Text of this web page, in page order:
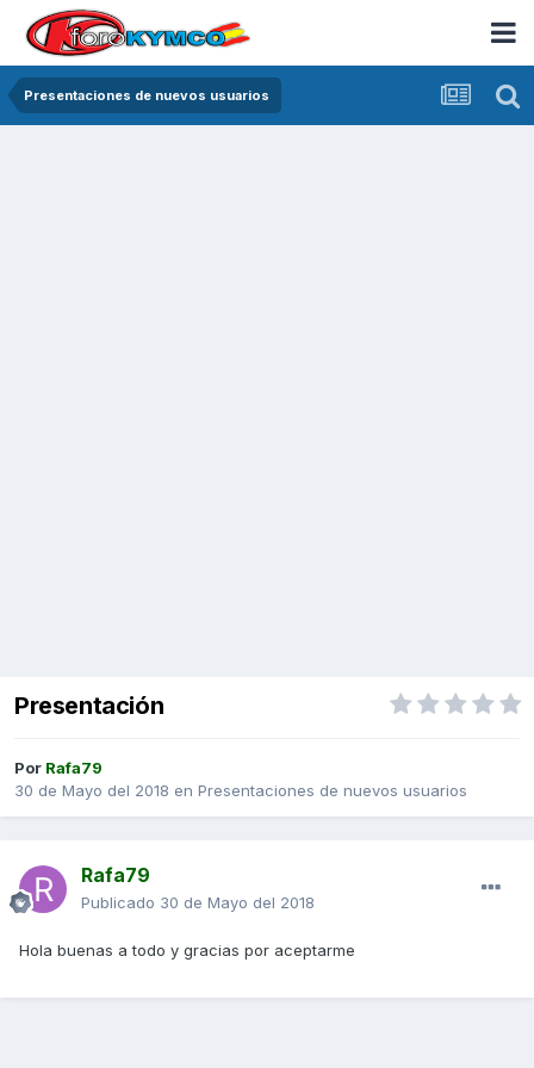
Presentaciones de nuevos usuarios
Presentación
Por Rafa79
30 de Mayo del 2018 en Presentaciones de nuevos usuarios
Rafa79
Publicado 30 de Mayo del 2018
Hola buenas a todo y gracias por aceptarme